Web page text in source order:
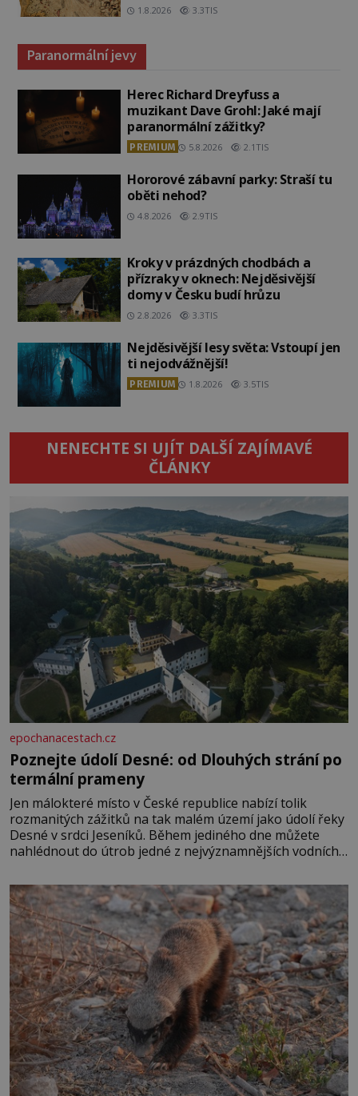
admirála?
1.8.2026 3.3TIS
Paranormální jevy
Herec Richard Dreyfuss a
muzikant Dave Grohl: Jaké mají
paranormální zážitky?
PREMIUM 5.8.2026 2.1TIS
Hororové zábavní parky: Straší tu
oběti nehod?
4.8.2026 2.9TIS
Kroky v prázdných chodbách a
přízraky v oknech: Nejděsivější
domy v Česku budí hrůzu
2.8.2026 3.3TIS
Nejděsivější lesy světa: Vstoupí jen
ti nejodvážnější!
PREMIUM 1.8.2026 3.5TIS
NENECHTE SI UJÍT DALŠÍ ZAJÍMAVÉ
ČLÁNKY
epochanacestach.cz
Poznejte údolí Desné: od Dlouhých strání po
termální prameny
Jen málokteré místo v České republice nabízí tolik
rozmanitých zážitků na tak malém území jako údolí řeky
Desné v srdci Jeseníků. Během jediného dne můžete
nahlédnout do útrob jedné z nejvýznamnějších vodních
se na koloběžce a den zakončit poznáváním památek ve
Velkých Losinách nebo v termálním